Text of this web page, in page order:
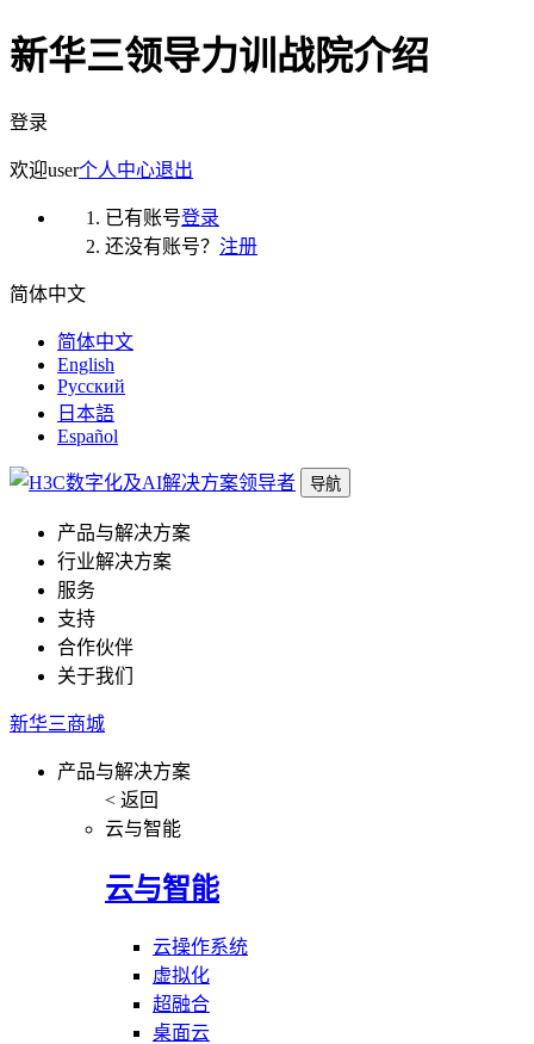
新华三领导力训战院介绍
登录
欢迎user个人中心退出
已有账号登录
还没有账号？ 注册
简体中文
简体中文
English
Русский
日本語
Español
导航
产品与解决方案
行业解决方案
服务
支持
合作伙伴
关于我们
新华三商城
产品与解决方案
< 返回
云与智能
云与智能
云操作系统
虚拟化
超融合
桌面云